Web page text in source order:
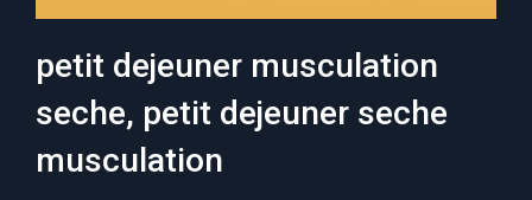
petit dejeuner musculation
seche, petit dejeuner seche
musculation